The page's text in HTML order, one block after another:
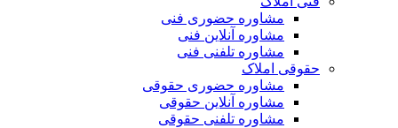
مشاوره حضوری فنی
مشاوره آنلاین فنی
مشاوره تلفنی فنی
حقوقی املاک
مشاوره حضوری حقوقی
مشاوره آنلاین حقوقی
مشاوره تلفنی حقوقی